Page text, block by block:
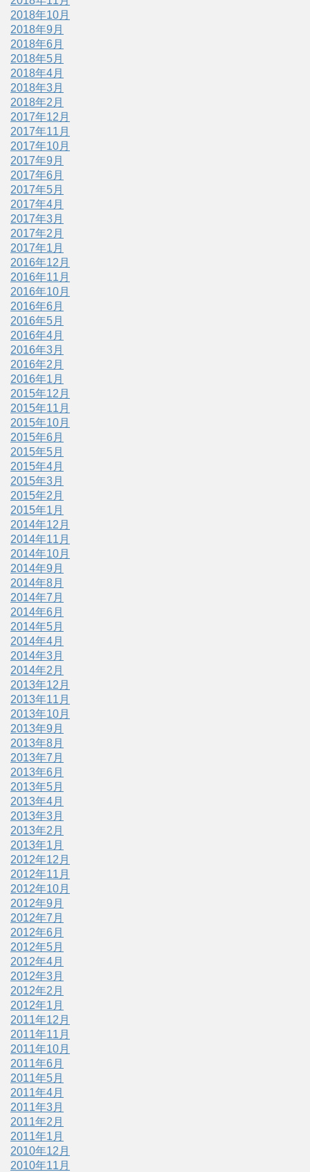
2018年10月
2018年9月
2018年6月
2018年5月
2018年4月
2018年3月
2018年2月
2017年12月
2017年11月
2017年10月
2017年9月
2017年6月
2017年5月
2017年4月
2017年3月
2017年2月
2017年1月
2016年12月
2016年11月
2016年10月
2016年6月
2016年5月
2016年4月
2016年3月
2016年2月
2016年1月
2015年12月
2015年11月
2015年10月
2015年6月
2015年5月
2015年4月
2015年3月
2015年2月
2015年1月
2014年12月
2014年11月
2014年10月
2014年9月
2014年8月
2014年7月
2014年6月
2014年5月
2014年4月
2014年3月
2014年2月
2013年12月
2013年11月
2013年10月
2013年9月
2013年8月
2013年7月
2013年6月
2013年5月
2013年4月
2013年3月
2013年2月
2013年1月
2012年12月
2012年11月
2012年10月
2012年9月
2012年7月
2012年6月
2012年5月
2012年4月
2012年3月
2012年2月
2012年1月
2011年12月
2011年11月
2011年10月
2011年6月
2011年5月
2011年4月
2011年3月
2011年2月
2011年1月
2010年12月
2010年11月